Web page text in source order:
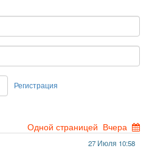
пользователя
Регистрация
Одной страницей Вчера
27 Июля 10:58